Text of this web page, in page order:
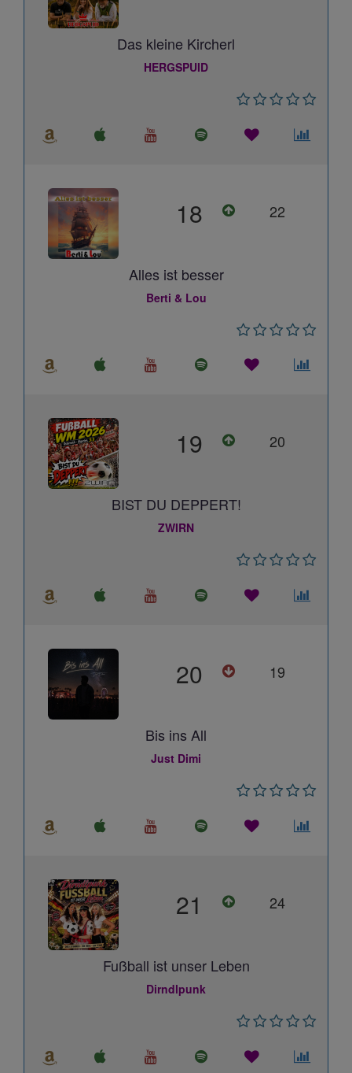
Das kleine Kircherl
HERGSPUID
18 22
Alles ist besser
Berti & Lou
19 20
BIST DU DEPPERT!
ZWIRN
20 19
Bis ins All
Just Dimi
21 24
Fußball ist unser Leben
Dirndlpunk